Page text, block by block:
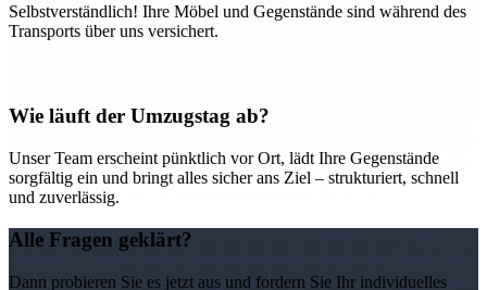
Selbstverständlich! Ihre Möbel und Gegenstände sind während des
Transports über uns versichert.
Wie läuft der Umzugstag ab?
Unser Team erscheint pünktlich vor Ort, lädt Ihre Gegenstände
sorgfältig ein und bringt alles sicher ans Ziel – strukturiert, schnell
und zuverlässig.
Alle Fragen geklärt?
Dann probieren Sie es jetzt aus und fordern Sie Ihr individuelles